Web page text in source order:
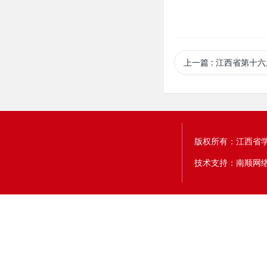
上一篇 : 江西省第十六届运动会排球比
版权所有：江西省
技术支持：南顺网